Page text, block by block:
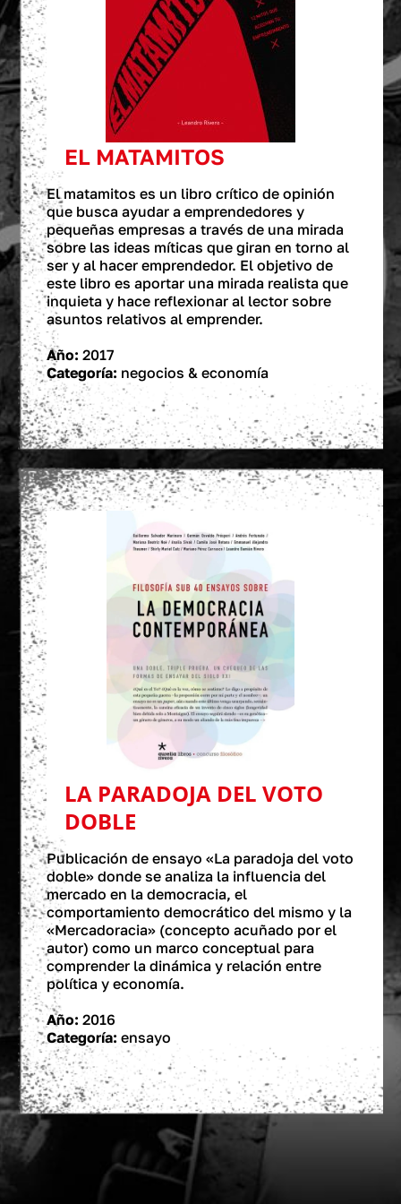
EL MATAMITOS
El matamitos es un libro crítico de opinión
que busca ayudar a emprendedores y
pequeñas empresas a través de una mirada
sobre las ideas míticas que giran en torno al
ser y al hacer emprendedor. El objetivo de
este libro es aportar una mirada realista que
inquieta y hace reflexionar al lector sobre
asuntos relativos al emprender.
Año: 2017
Categoría: negocios & economía
LA PARADOJA DEL VOTO
DOBLE
Publicación de ensayo «La paradoja del voto
doble» donde se analiza la influencia del
mercado en la democracia, el
comportamiento democrático del mismo y la
«Mercadoracia» (concepto acuñado por el
autor) como un marco conceptual para
comprender la dinámica y relación entre
política y economía.
Año: 2016
Categoría: ensayo